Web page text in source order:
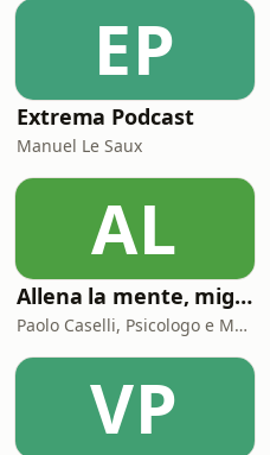
EP
Extrema Podcast
Manuel Le Saux
AL
Allena la mente, migliora la tua vita. Psicologia, mental training e crescita personale
Paolo Caselli, Psicologo e Mental Trainer
VP